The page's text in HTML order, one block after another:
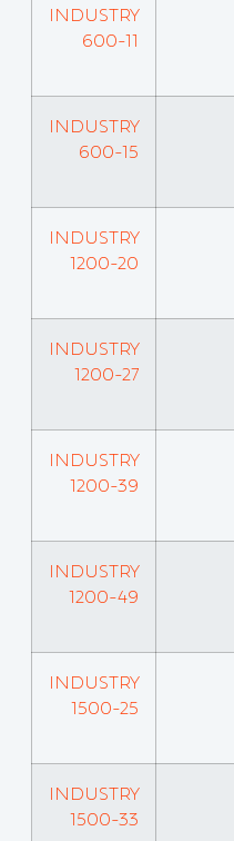
INDUSTRY
600-11
INDUSTRY
600-15
INDUSTRY
1200-20
INDUSTRY
1200-27
INDUSTRY
1200-39
INDUSTRY
1200-49
INDUSTRY
1500-25
INDUSTRY
1500-33